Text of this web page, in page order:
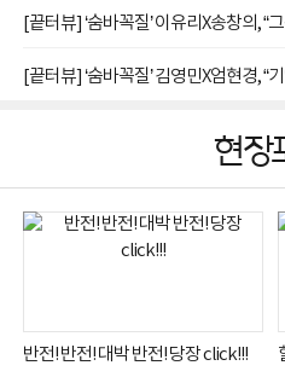
[끝터뷰] ‘숨바꼭질’ 이유리X송창의, “
현장
반전! 반전! 대박 반전! 당장 click!!!